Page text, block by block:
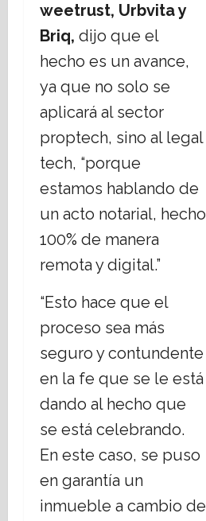
weetrust, Urbvita y
Briq, dijo que el
hecho es un avance,
ya que no solo se
aplicará al sector
proptech, sino al legal
tech, “porque
estamos hablando de
un acto notarial, hecho
100% de manera
remota y digital.”
“Esto hace que el
proceso sea más
seguro y contundente
en la fe que se le está
dando al hecho que
se está celebrando.
En este caso, se puso
en garantía un
inmueble a cambio de